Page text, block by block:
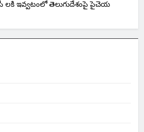
లకి ఇవ్వటంలో తెలుగుదేశంపై పైచెయ